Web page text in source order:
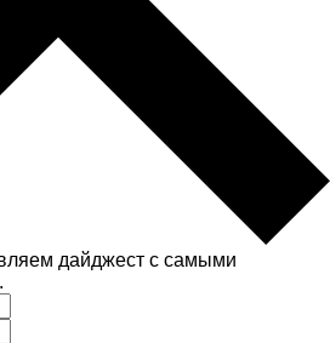
дайджест с самыми